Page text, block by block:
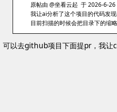
原帖由 @坐看云起 于 2026-6-
我让ai分析了这个项目的代码发
目前扫描的时候会把目录下的缩
可以去github项目下面提pr，我让